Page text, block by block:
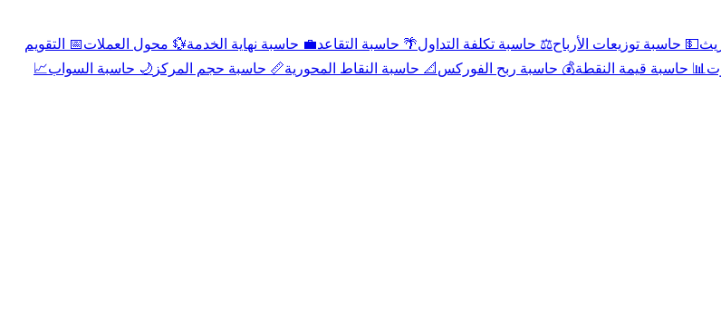
💵 حاسبة توزيعات الأرباح⚖️ حاسبة تكلفة التداول🌴 حاسبة التقاعد💼 حاسبة نهاية الخدمة💱 محول العملات📅 التقويم
📊 حاسبة قيمة النقطة💰 حاسبة ربح الفوركس 📐 حاسبة النقاط المحورية📏 حاسبة حجم المركز 🌙 حاسبة السواب📈